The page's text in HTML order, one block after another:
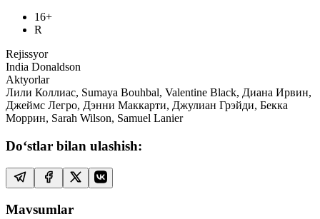
16+
R
Rejissyor
India Donaldson
Aktyorlar
Лили Коллиас, Sumaya Bouhbal, Valentine Black, Диана Ирвин,
Джеймс Легро, Дэнни Маккарти, Джулиан Грэйди, Бекка
Моррин, Sarah Wilson, Samuel Lanier
Do‘stlar bilan ulashish:
Mavsumlar